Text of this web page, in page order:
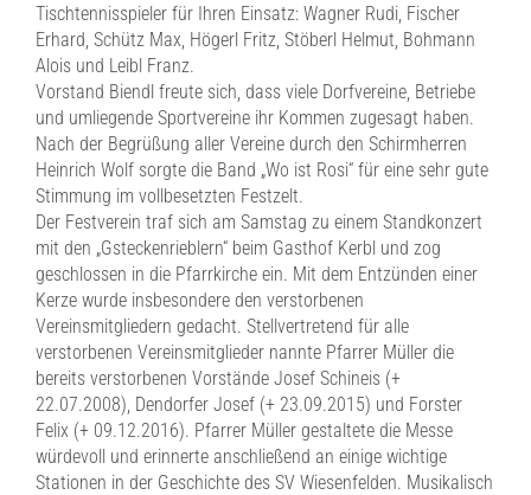
Tischtennisspieler für Ihren Einsatz: Wagner Rudi, Fischer
Erhard, Schütz Max, Högerl Fritz, Stöberl Helmut, Bohmann
Alois und Leibl Franz.
Vorstand Biendl freute sich, dass viele Dorfvereine, Betriebe
und umliegende Sportvereine ihr Kommen zugesagt haben.
Nach der Begrüßung aller Vereine durch den Schirmherren
Heinrich Wolf sorgte die Band „Wo ist Rosi“ für eine sehr gute
Stimmung im vollbesetzten Festzelt.
Der Festverein traf sich am Samstag zu einem Standkonzert
mit den „Gsteckenrieblern“ beim Gasthof Kerbl und zog
geschlossen in die Pfarrkirche ein. Mit dem Entzünden einer
Kerze wurde insbesondere den verstorbenen
Vereinsmitgliedern gedacht. Stellvertretend für alle
verstorbenen Vereinsmitglieder nannte Pfarrer Müller die
bereits verstorbenen Vorstände Josef Schineis (+
22.07.2008), Dendorfer Josef (+ 23.09.2015) und Forster
Felix (+ 09.12.2016). Pfarrer Müller gestaltete die Messe
würdevoll und erinnerte anschließend an einige wichtige
Stationen in der Geschichte des SV Wiesenfelden. Musikalisch